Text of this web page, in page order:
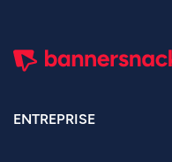
ENTREPRISE